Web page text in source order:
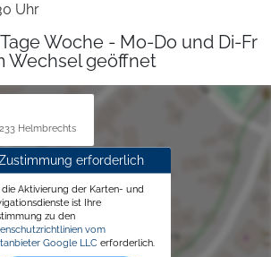
Uhr
Woche - Mo-Do und Di-Fr
Wechsel geöffnet
Helmbrechts
erforderlich
die Aktivierung der Karten- und
ist Ihre
zu den
vom
Google LLC erforderlich.